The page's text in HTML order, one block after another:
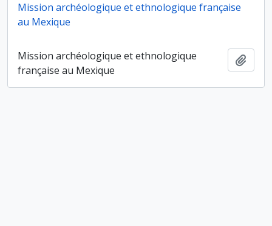
Mission archéologique et ethnologique française
au Mexique
Mission archéologique et ethnologique
française au Mexique